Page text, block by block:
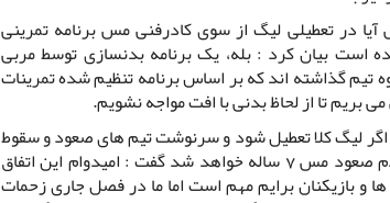
در تعطیلی لیگ از سوی کادرفنی مس برنامه تمرینی
است بیان کرد : بله، یک برنامه بدنسازی توسط مربی
تیم گذاشته اند که بر اساس برنامه تنظیم شده تمرینات
تا از لحاظ بدنی با افت مواجه نشویم.
لیگ کلا تعطیل شود و سرنوشت تیم های صعود و سقوط
کننده مشخص نشود طلسم عدم صعود مس 7 ساله خواهد شد گفت : امیدوام این اتفاق
و بازیکنان برایم مهم است اما ما در فصل جاری زحمات